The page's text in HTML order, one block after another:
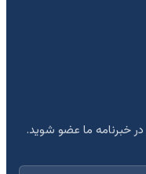
خبرنامه ما عضو شوید.